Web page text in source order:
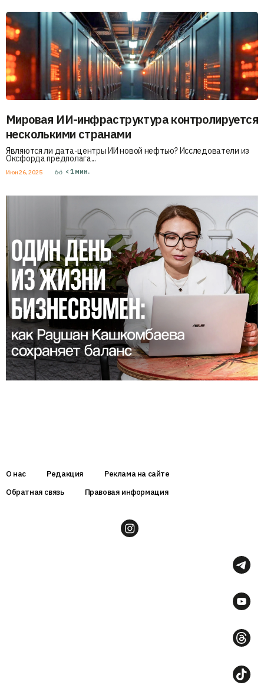
Мировая ИИ-инфраструктура контролируется
несколькими странами
Являются ли дата-центры ИИ новой нефтью? Исследователи из
Оксфорда предполага...
Июн 26, 2025 < 1 мин.
О нас Редакция
Реклама на сайте
Обратная связь
Правовая информация